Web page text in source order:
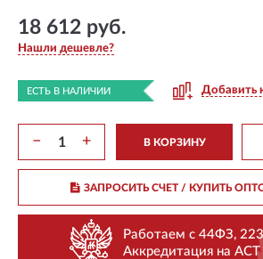
18 612 руб.
Нашли дешевле?
ЕСТЬ В НАЛИЧИИ Добавить
− + В КОРЗИНУ
ЗАПРОСИТЬ СЧЕТ / КУПИТЬ
Работаем с 44ФЗ,
Аккредитация на